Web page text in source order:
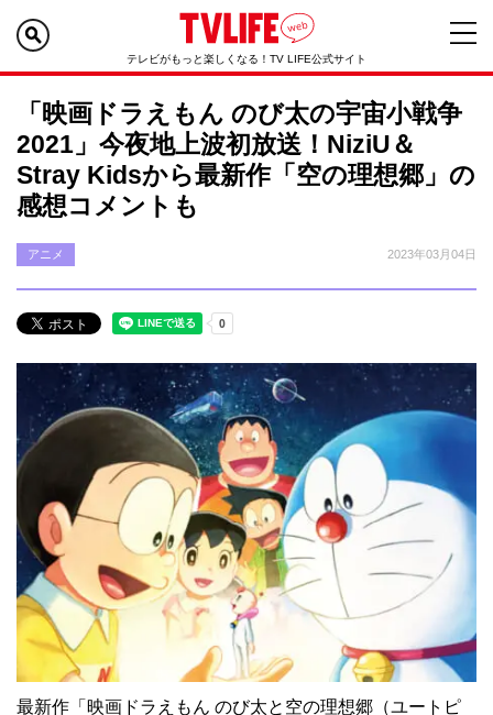
テレビがもっと楽しくなる！TV LIFE公式サイト
「映画ドラえもん のび太の宇宙小戦争
2021」今夜地上波初放送！NiziU＆
Stray Kidsから最新作「空の理想郷」の
感想コメントも
アニメ 2023年03月04日
最新作「映画ドラえもん のび太と空の理想郷（ユートピ